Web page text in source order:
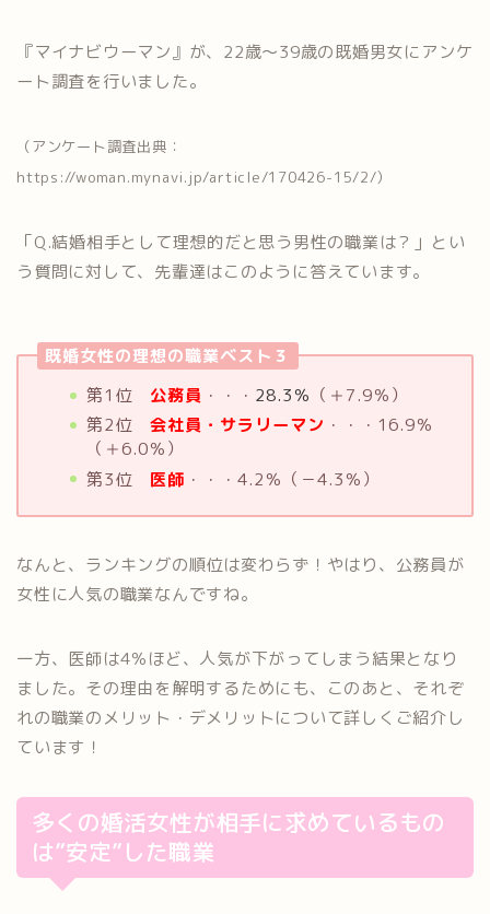
『マイナビウーマン』が、22歳～39歳の既婚男女にアンケ
ート調査を行いました。
（アンケート調査出典：
https://woman.mynavi.jp/article/170426-15/2/）
「Q.結婚相手として理想的だと思う男性の職業は？」とい
う質問に対して、先輩達はこのように答えています。
既婚女性の理想の職業ベスト３
第1位 公務員 ・・・ 28.3％ （＋7.9％）
第2位 会社員・サラリーマン ・・・16.9％
（＋6.0％）
第3位 医師 ・・・4.2％（－4.3％）
なんと、ランキングの順位は変わらず！やはり、公務員が
女性に人気の職業なんですね。
一方、医師は4％ほど、人気が下がってしまう結果となり
ました。その理由を解明するためにも、このあと、それぞ
れの職業のメリット・デメリットについて詳しくご紹介し
ています！
多くの婚活女性が相手に求めているもの
は”安定”した職業